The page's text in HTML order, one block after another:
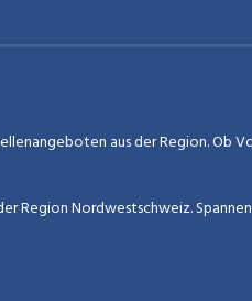
aus der Region. Ob
Region Nordwestschweiz.